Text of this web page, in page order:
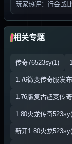
玩家热评：行会战
相关专题
传奇76523sy(1)
1.76微变传奇服发
1.76版复古超变传
1.80火龙传奇
新开1.80火龙